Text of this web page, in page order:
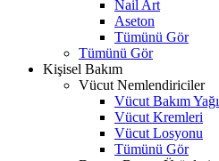
Nail Art
Aseton
Tümünü Gör
Tümünü Gör
Kişisel Bakım
Vücut Nemlendiriciler
Vücut Bakım Yağı
Vücut Kremleri
Vücut Losyonu
Tümünü Gör